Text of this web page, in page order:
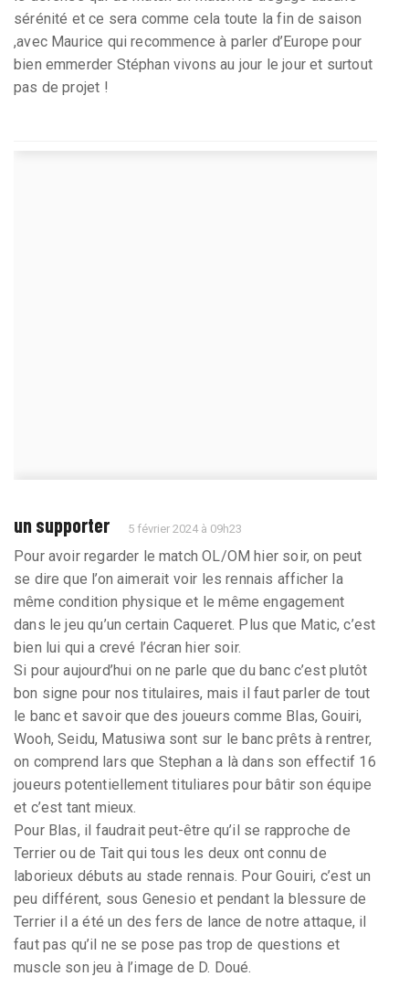
sérénité et ce sera comme cela toute la fin de saison
,avec Maurice qui recommence à parler d’Europe pour
bien emmerder Stéphan vivons au jour le jour et surtout
pas de projet !
un supporter 5 février 2024 à 09h23
Pour avoir regarder le match OL/OM hier soir, on peut
se dire que l’on aimerait voir les rennais afficher la
même condition physique et le même engagement
dans le jeu qu’un certain Caqueret. Plus que Matic, c’est
bien lui qui a crevé l’écran hier soir.
Si pour aujourd’hui on ne parle que du banc c’est plutôt
bon signe pour nos titulaires, mais il faut parler de tout
le banc et savoir que des joueurs comme Blas, Gouiri,
Wooh, Seidu, Matusiwa sont sur le banc prêts à rentrer,
on comprend lars que Stephan a là dans son effectif 16
joueurs potentiellement tituliares pour bâtir son équipe
et c’est tant mieux.
Pour Blas, il faudrait peut-être qu’il se rapproche de
Terrier ou de Tait qui tous les deux ont connu de
laborieux débuts au stade rennais. Pour Gouiri, c’est un
peu différent, sous Genesio et pendant la blessure de
Terrier il a été un des fers de lance de notre attaque, il
faut pas qu’il ne se pose pas trop de questions et
muscle son jeu à l’image de D. Doué.